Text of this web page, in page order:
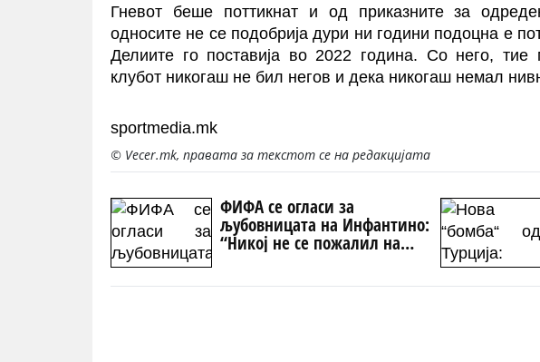
Гневот беше поттикнат и од приказните за
односите не се подобрија дури ни години подоцна е
Делиите го поставија во 2022 година. Со него, тие
клубот никогаш не бил негов и дека никогаш немал
sportmedia.mk
© Vecer.mk, правата за текстот се на редакцијата
ФИФА се огласи за
љубовницата на Инфантино:
“Никој не се пожалил на
претседателот!“